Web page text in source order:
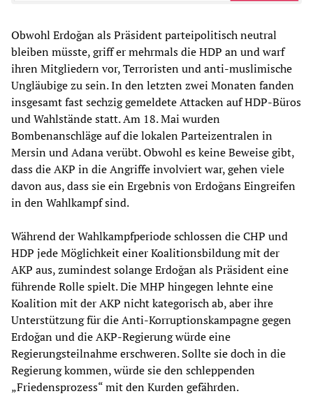
Obwohl Erdoğan als Präsident parteipolitisch neutral
bleiben müsste, griff er mehrmals die HDP an und warf
ihren Mitgliedern vor, Terroristen und anti-muslimische
Ungläubige zu sein. In den letzten zwei Monaten fanden
insgesamt fast sechzig gemeldete Attacken auf HDP-Büros
und Wahlstände statt. Am 18. Mai wurden
Bombenanschläge auf die lokalen Parteizentralen in
Mersin und Adana verübt. Obwohl es keine Beweise gibt,
dass die AKP in die Angriffe involviert war, gehen viele
davon aus, dass sie ein Ergebnis von Erdoğans Eingreifen
in den Wahlkampf sind.
Während der Wahlkampfperiode schlossen die CHP und
HDP jede Möglichkeit einer Koalitionsbildung mit der
AKP aus, zumindest solange Erdoğan als Präsident eine
führende Rolle spielt. Die MHP hingegen lehnte eine
Koalition mit der AKP nicht kategorisch ab, aber ihre
Unterstützung für die Anti-Korruptionskampagne gegen
Erdoğan und die AKP-Regierung würde eine
Regierungsteilnahme erschweren. Sollte sie doch in die
Regierung kommen, würde sie den schleppenden
„Friedensprozess“ mit den Kurden gefährden.